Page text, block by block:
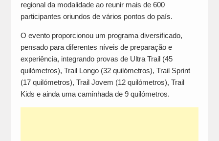
regional da modalidade ao reunir mais de 600
participantes oriundos de vários pontos do país.
O evento proporcionou um programa diversificado,
pensado para diferentes níveis de preparação e
experiência, integrando provas de Ultra Trail (45
quilómetros), Trail Longo (32 quilómetros), Trail Sprint
(17 quilómetros), Trail Jovem (12 quilómetros), Trail
Kids e ainda uma caminhada de 9 quilómetros.